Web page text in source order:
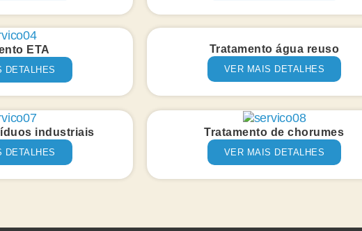
ETA
DETALHES
Tratamento água reuso
VER MAIS DETALHES
industriais
DETALHES
Tratamento de chorumes
VER MAIS DETALHES